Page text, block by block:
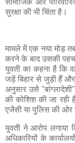
सामाजिक और
सुरक्षा की भी चिंता है।
मामले में एक नया मोड़
करने के बाद उसकी
युवती का कहना है कि
जड़ें बिहार से जुड़ी हैं
अनुसार उसे
की कोशिश की जा रही
एजेंसी या पुलिस की ओर
युवती ने आरोप लगाया
अधिकारियों के